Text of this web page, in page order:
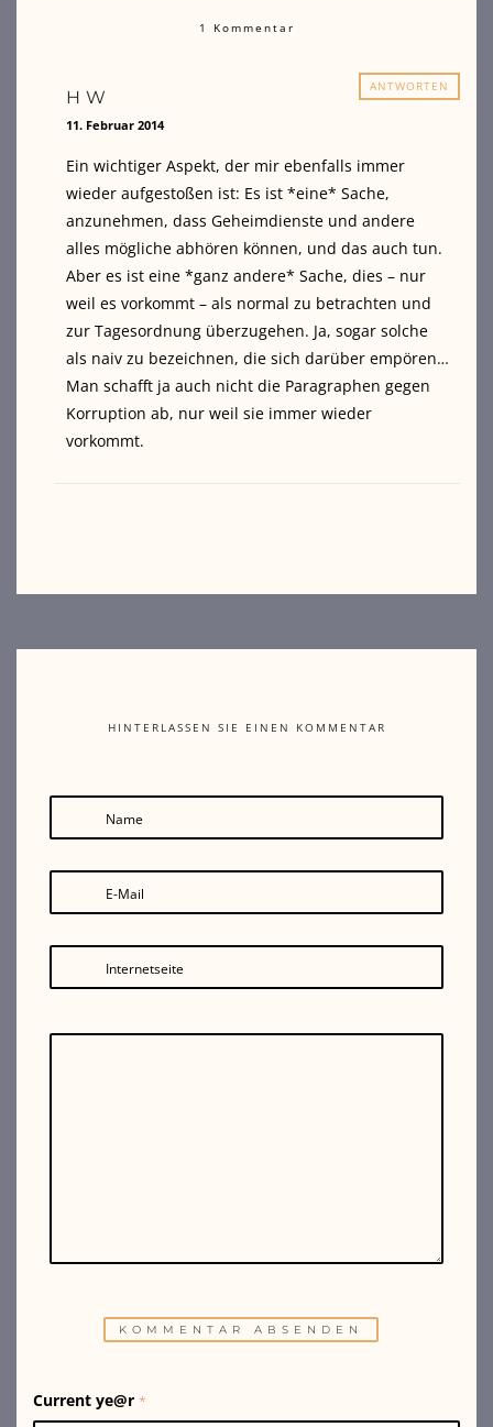
1 Kommentar
ANTWORTEN
HW
11. Februar 2014
Ein wichtiger Aspekt, der mir ebenfalls immer
wieder aufgestoßen ist: Es ist *eine* Sache,
anzunehmen, dass Geheimdienste und andere
alles mögliche abhören können, und das auch tun.
Aber es ist eine *ganz andere* Sache, dies – nur
weil es vorkommt – als normal zu betrachten und
zur Tagesordnung überzugehen. Ja, sogar solche
als naiv zu bezeichnen, die sich darüber empören…
Man schafft ja auch nicht die Paragraphen gegen
Korruption ab, nur weil sie immer wieder
vorkommt.
HINTERLASSEN SIE EINEN KOMMENTAR
Name
E-Mail
Internetseite
Current ye@r *